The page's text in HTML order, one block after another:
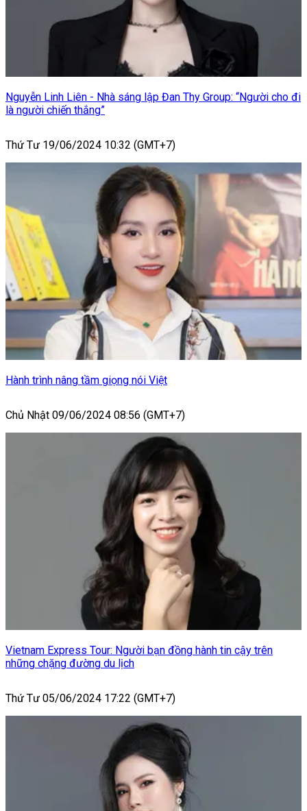
Nguyễn Linh Liên - Nhà sáng lập Đan Thy Group: “Người cho đi
là người chiến thắng”
Thứ Tư 19/06/2024 10:32 (GMT+7)
Hành trình nâng tầm giọng nói Việt
Chủ Nhật 09/06/2024 08:56 (GMT+7)
Vietnam Express Tour: Người bạn đồng hành tin cậy trên
những chặng đường du lịch
Thứ Tư 05/06/2024 17:22 (GMT+7)